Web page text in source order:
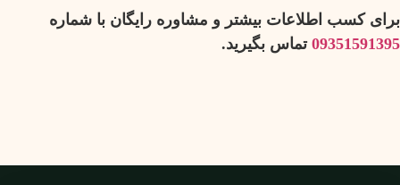
برای کسب اطلاعات بیشتر و مشاوره رایگان با شماره
09351591395 تماس بگیرید.